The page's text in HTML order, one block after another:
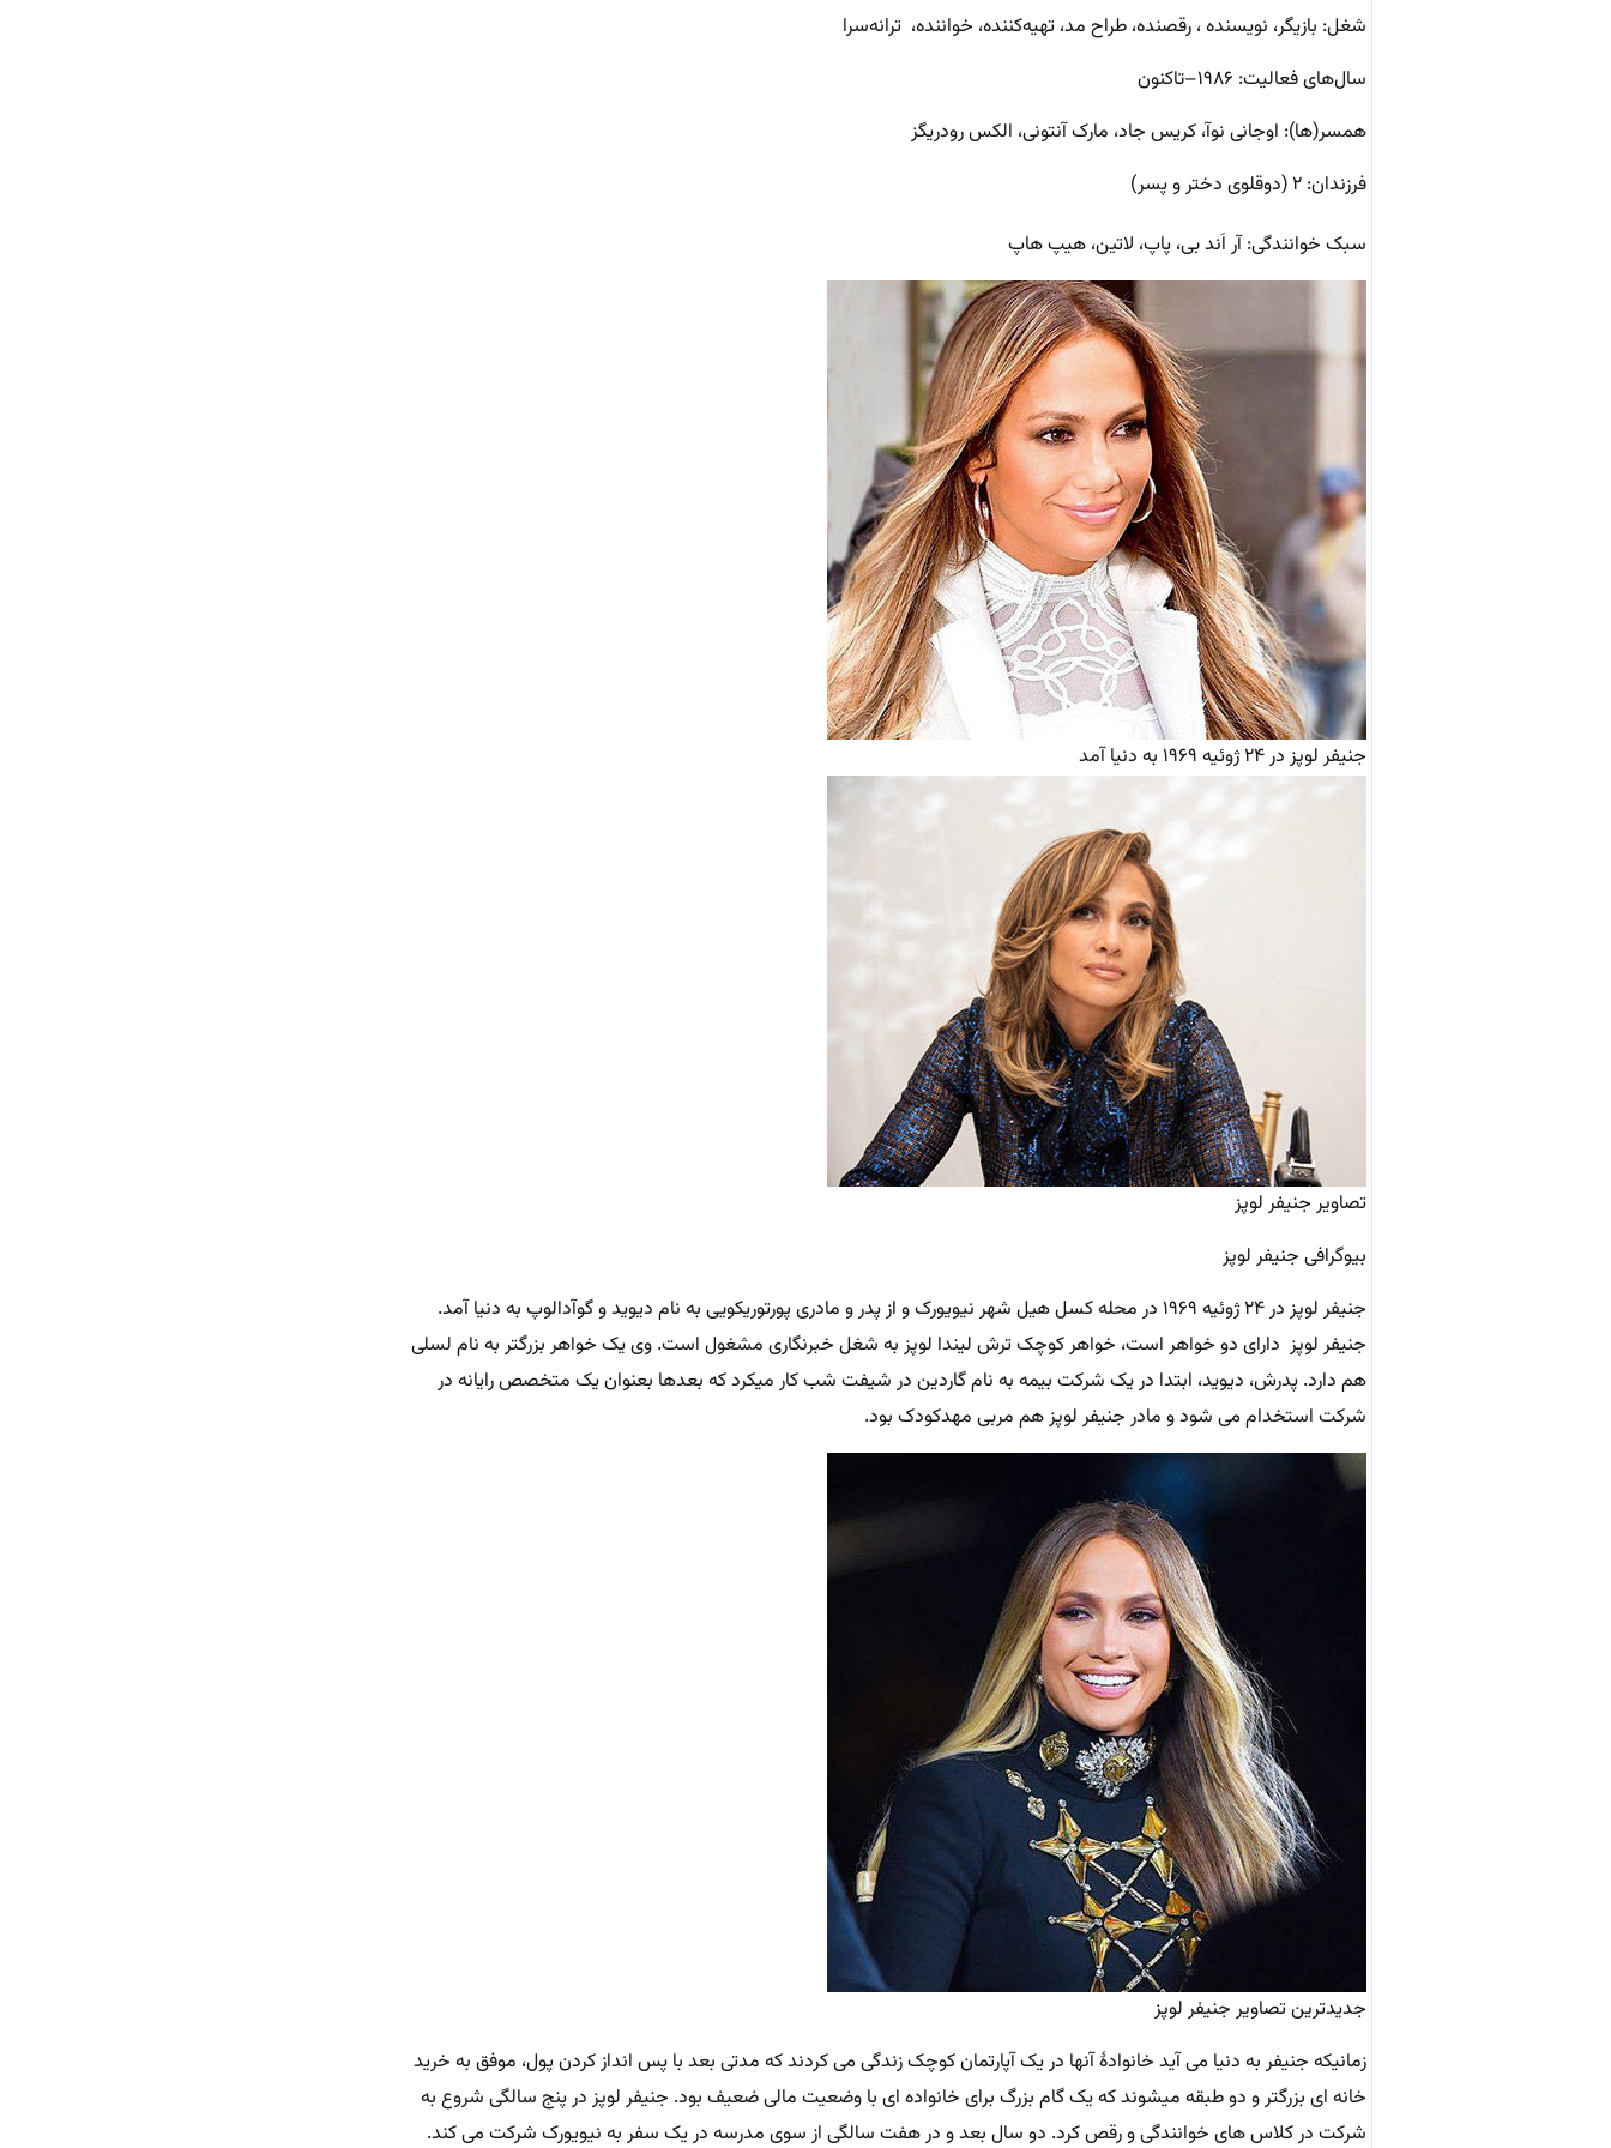
شغل: بازیگر، نویسنده ، رقصنده، طراح مد، تهیه‌کننده، خواننده، ترانه‌سرا
سال‌های فعالیت: ۱۹۸۶–تاکنون
همسر(ها): اوجانی نوآ، کریس جاد، مارک آنتونی، الکس رودریگز
فرزندان: ۲ (دوقلوی دختر و پسر)
سبک خوانندگی: آر اَند بی، پاپ، لاتین، هیپ هاپ
جنیفر لوپز در ۲۴ ژوئیه ۱۹۶۹ به دنیا آمد
تصاویر جنیفر لوپز
بیوگرافی جنیفر لوپز
جنیفر لوپز در ۲۴ ژوئیه ۱۹۶۹ در محله کسل هیل شهر نیویورک و از پدر و مادری پورتوریکویی به نام دیوید و گوآدالوپ به دنیا آمد.
جنیفر لوپز دارای دو خواهر است، خواهر کوچک ترش لیندا لوپز به شغل خبرنگاری مشغول است. وی یک خواهر بزرگتر به نام لسلی
هم دارد. پدرش، دیوید، ابتدا در یک شرکت بیمه به نام گاردین در شیفت شب کار میکرد که بعدها بعنوان یک متخصص رایانه در
شرکت استخدام می شود و مادر جنیفر لوپز هم مربی مهدکودک بود.
جدیدترین تصاویر جنیفر لوپز
زمانیکه جنیفر به دنیا می آید خانوادهٔ آنها در یک آپارتمان کوچک زندگی می کردند که مدتی بعد با پس انداز کردن پول، موفق به خرید
خانه ای بزرگتر و دو طبقه میشوند که یک گام بزرگ برای خانواده ای با وضعیت مالی ضعیف بود. جنیفر لوپز در پنج سالگی شروع به
شرکت در کلاس های خوانندگی و رقص کرد. دو سال بعد و در هفت سالگی از سوی مدرسه در یک سفر به نیویورک شرکت می کند.